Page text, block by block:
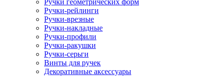
Ручки геометрических форм
Ручки-рейлинги
Ручки-врезные
Ручки-накладные
Ручки-профили
Ручки-ракушки
Ручки-серьги
Винты для ручек
Декоративные аксессуары